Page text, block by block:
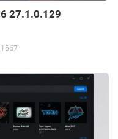
27.1.0.129